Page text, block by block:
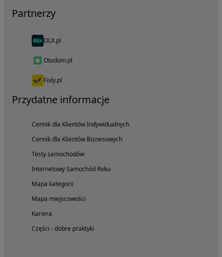
Partnerzy
OLX.pl
Otodom.pl
Fixly.pl
Przydatne informacje
Cennik dla Klientów Indywidualnych
Cennik dla Klientów Biznesowych
Testy samochodów
Internetowy Samochód Roku
Mapa kategorii
Mapa miejscowości
Kariera
Części - dobre praktyki